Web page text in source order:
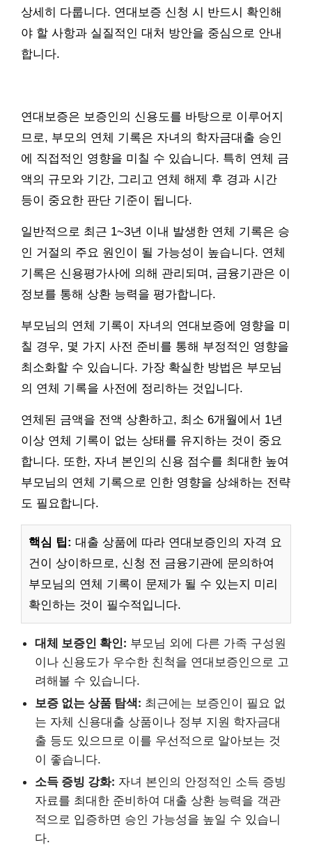
상세히 다룹니다. 연대보증 신청 시 반드시 확인해
야 할 사항과 실질적인 대처 방안을 중심으로 안내
합니다.
연대보증은 보증인의 신용도를 바탕으로 이루어지
므로, 부모의 연체 기록은 자녀의 학자금대출 승인
에 직접적인 영향을 미칠 수 있습니다. 특히 연체 금
액의 규모와 기간, 그리고 연체 해제 후 경과 시간
등이 중요한 판단 기준이 됩니다.
일반적으로 최근 1~3년 이내 발생한 연체 기록은 승
인 거절의 주요 원인이 될 가능성이 높습니다. 연체
기록은 신용평가사에 의해 관리되며, 금융기관은 이
정보를 통해 상환 능력을 평가합니다.
부모님의 연체 기록이 자녀의 연대보증에 영향을 미
칠 경우, 몇 가지 사전 준비를 통해 부정적인 영향을
최소화할 수 있습니다. 가장 확실한 방법은 부모님
의 연체 기록을 사전에 정리하는 것입니다.
연체된 금액을 전액 상환하고, 최소 6개월에서 1년
이상 연체 기록이 없는 상태를 유지하는 것이 중요
합니다. 또한, 자녀 본인의 신용 점수를 최대한 높여
부모님의 연체 기록으로 인한 영향을 상쇄하는 전략
도 필요합니다.
핵심 팁: 대출 상품에 따라 연대보증인의 자격 요
건이 상이하므로, 신청 전 금융기관에 문의하여
부모님의 연체 기록이 문제가 될 수 있는지 미리
확인하는 것이 필수적입니다.
대체 보증인 확인: 부모님 외에 다른 가족 구성원
이나 신용도가 우수한 친척을 연대보증인으로 고
려해볼 수 있습니다.
보증 없는 상품 탐색: 최근에는 보증인이 필요 없
는 자체 신용대출 상품이나 정부 지원 학자금대
출 등도 있으므로 이를 우선적으로 알아보는 것
이 좋습니다.
소득 증빙 강화: 자녀 본인의 안정적인 소득 증빙
자료를 최대한 준비하여 대출 상환 능력을 객관
적으로 입증하면 승인 가능성을 높일 수 있습니
다.